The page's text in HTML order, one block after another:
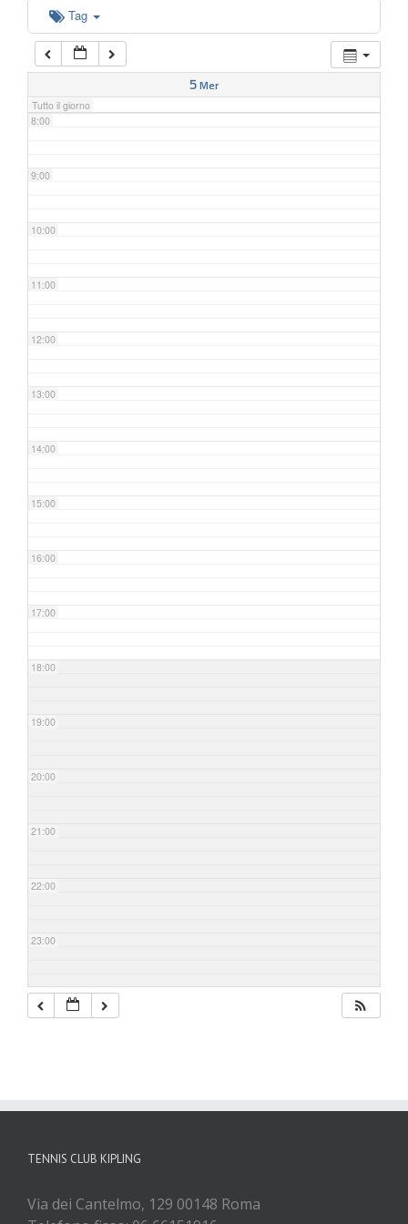
Tag
5Mer
Tutto il giorno
6:00
7:00
8:00
9:00
10:00
11:00
12:00
13:00
14:00
15:00
16:00
17:00
18:00
19:00
20:00
21:00
22:00
23:00
TENNIS CLUB KIPLING
Via dei Cantelmo, 129 00148 Roma